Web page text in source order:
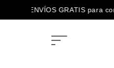
ENVÍOS GRATIS para
ENVÍOS GRATIS para